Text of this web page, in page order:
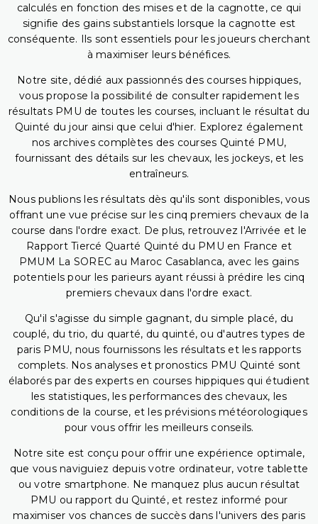
calculés en fonction des mises et de la cagnotte, ce qui
signifie des gains substantiels lorsque la cagnotte est
conséquente. Ils sont essentiels pour les joueurs cherchant
à maximiser leurs bénéfices.
Notre site, dédié aux passionnés des courses hippiques,
vous propose la possibilité de consulter rapidement les
résultats PMU de toutes les courses, incluant le résultat du
Quinté du jour ainsi que celui d'hier. Explorez également
nos archives complètes des courses Quinté PMU,
fournissant des détails sur les chevaux, les jockeys, et les
entraîneurs.
Nous publions les résultats dès qu'ils sont disponibles, vous
offrant une vue précise sur les cinq premiers chevaux de la
course dans l'ordre exact. De plus, retrouvez l'Arrivée et le
Rapport Tiercé Quarté Quinté du PMU en France et
PMUM La SOREC au Maroc Casablanca, avec les gains
potentiels pour les parieurs ayant réussi à prédire les cinq
premiers chevaux dans l'ordre exact.
Qu'il s'agisse du simple gagnant, du simple placé, du
couplé, du trio, du quarté, du quinté, ou d'autres types de
paris PMU, nous fournissons les résultats et les rapports
complets. Nos analyses et pronostics PMU Quinté sont
élaborés par des experts en courses hippiques qui étudient
les statistiques, les performances des chevaux, les
conditions de la course, et les prévisions météorologiques
pour vous offrir les meilleurs conseils.
Notre site est conçu pour offrir une expérience optimale,
que vous naviguiez depuis votre ordinateur, votre tablette
ou votre smartphone. Ne manquez plus aucun résultat
PMU ou rapport du Quinté, et restez informé pour
maximiser vos chances de succès dans l'univers des paris